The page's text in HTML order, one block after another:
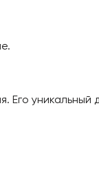
уникальный